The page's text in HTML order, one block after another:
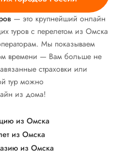
— это крупнейший онлайн
туров с перелетом из Омска
Мы показываем
времени — Вам больше не
страховки или
тур можно
из дома!
из Омска
из Омска
из Омска